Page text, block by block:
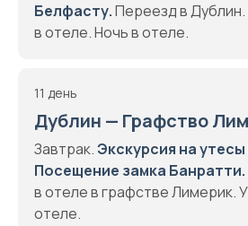
Белфасту.Переезд в
в отеле. Ночь в отеле.
11 день
Дублин — Графство
Завтрак.Экскурсия на
Посещение замка Банратти.
в отеле в графстве Лимерик.
отеле.